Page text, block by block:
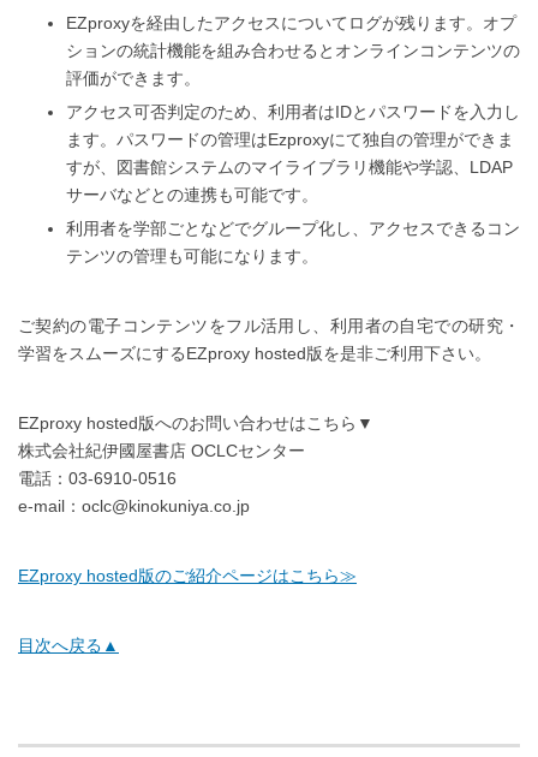
EZproxyを経由したアクセスについてログが残ります。オプ
ションの統計機能を組み合わせるとオンラインコンテンツの
評価ができます。
アクセス可否判定のため、利用者はIDとパスワードを入力し
ます。パスワードの管理はEzproxyにて独自の管理ができま
すが、図書館システムのマイライブラリ機能や学認、LDAP
サーバなどとの連携も可能です。
利用者を学部ごとなどでグループ化し、アクセスできるコン
テンツの管理も可能になります。
ご契約の電子コンテンツをフル活用し、利用者の自宅での研究・
学習をスムーズにするEZproxy hosted版を是非ご利用下さい。
EZproxy hosted版へのお問い合わせはこちら▼
株式会社紀伊國屋書店 OCLCセンター
電話：03-6910-0516
e-mail：oclc@kinokuniya.co.jp
EZproxy hosted版のご紹介ページはこちら≫
目次へ戻る▲